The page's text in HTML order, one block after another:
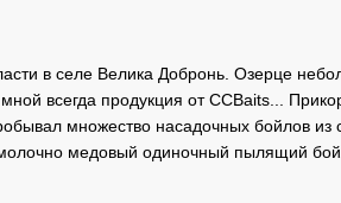
в селе Велика Добронь. Озерце
всегда продукция от CCBaits...
множество насадочных бойлов
молочно медовый одиночный пылящий